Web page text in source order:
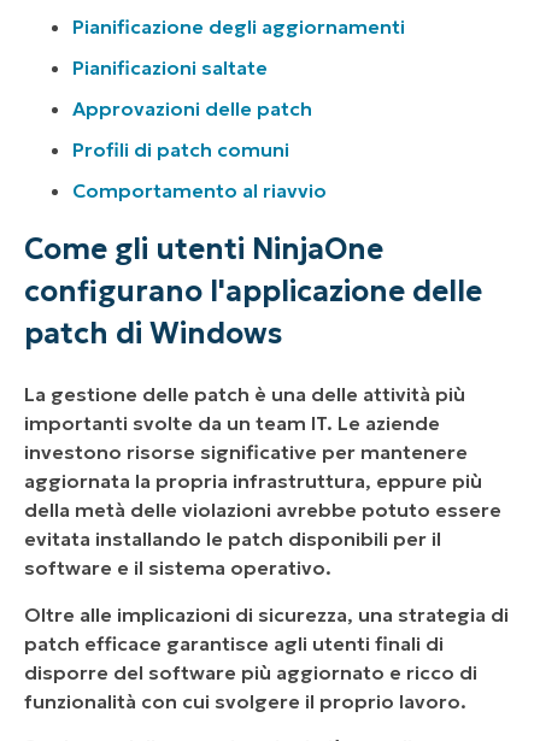
Pianificazione degli aggiornamenti
Pianificazioni saltate
Approvazioni delle patch
Profili di patch comuni
Comportamento al riavvio
Come gli utenti NinjaOne
configurano l'applicazione delle
patch di Windows
La gestione delle patch è una delle attività più
importanti svolte da un team IT. Le aziende
investono risorse significative per mantenere
aggiornata la propria infrastruttura, eppure più
della metà delle violazioni avrebbe potuto essere
evitata installando le patch disponibili per il
software e il sistema operativo.
Oltre alle implicazioni di sicurezza, una strategia di
patch efficace garantisce agli utenti finali di
disporre del software più aggiornato e ricco di
funzionalità con cui svolgere il proprio lavoro.